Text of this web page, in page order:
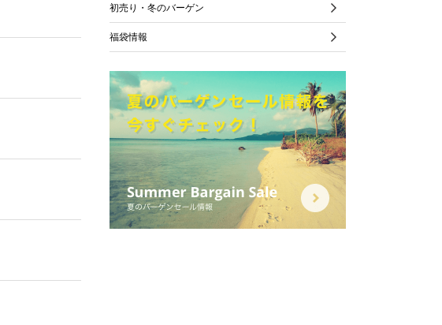
初売り・冬のバーゲン
福袋情報